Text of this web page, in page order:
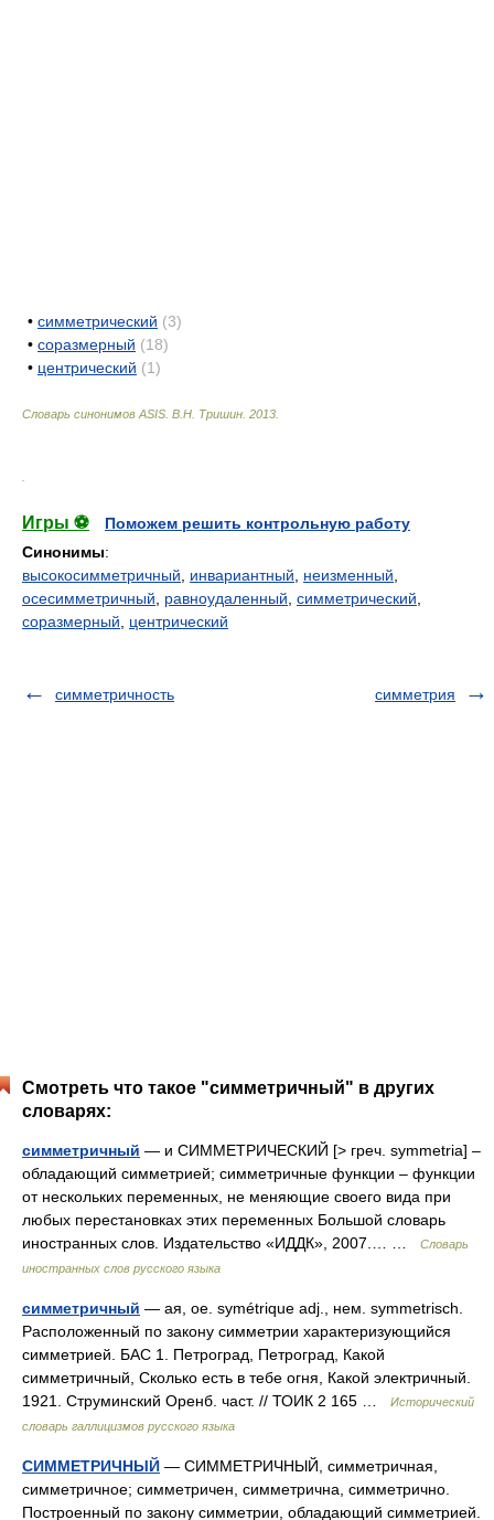
• симметрический (3)
• соразмерный (18)
• центрический (1)
Словарь синонимов ASIS. В.Н. Тришин 2013
Игры ⚽
Поможем решить контрольную работу
Синонимы:
высокосимметричный
инвариантный неизменный
осесимметричный
равноудаленный симметрический
соразмерный
центрический
симметричность симметрия
Смотреть что такое "симметричный" в других
словарях:
симметричный — и СИММЕТРИЧЕСКИЙ [> греч. symmetria] –
обладающий симметрией; симметричные функции – функции
от нескольких переменных, не меняющие своего вида при
любых перестановках этих переменных Большой словарь
иностранных слов. Издательство «ИДДК», 2007.… …
Словарь
иностранных слов русского языка
симметричный — ая, ое. symétrique adj., нем. symmetrisch.
Расположенный по закону симметрии характеризующийся
симметрией. БАС 1. Петроград, Петроград, Какой
симметричный, Сколько есть в тебе огня, Какой электричный.
1921. Струминский Оренб. част. // ТОИК 2 165 …
Исторический
словарь галлицизмов русского языка
СИММЕТРИЧНЫЙ — СИММЕТРИЧНЫЙ, симметричная,
симметричное; симметричен, симметрична, симметрично.
Построенный по закону симметрии, обладающий симметрией.